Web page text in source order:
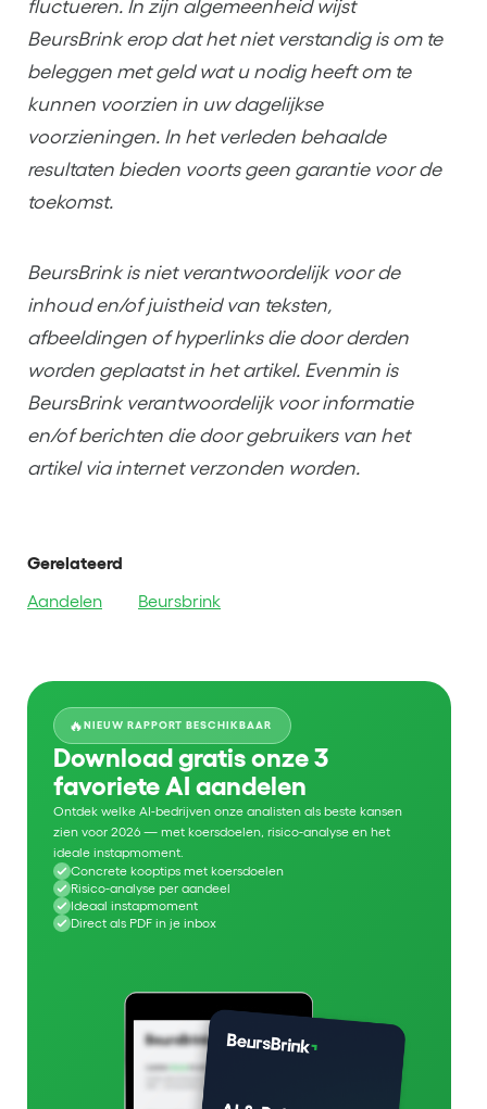
fluctueren. In zijn algemeenheid wijst
BeursBrink erop dat het niet verstandig is om te
beleggen met geld wat u nodig heeft om te
kunnen voorzien in uw dagelijkse
voorzieningen. In het verleden behaalde
resultaten bieden voorts geen garantie voor de
toekomst.
BeursBrink is niet verantwoordelijk voor de
inhoud en/of juistheid van teksten,
afbeeldingen of hyperlinks die door derden
worden geplaatst in het artikel. Evenmin is
BeursBrink verantwoordelijk voor informatie
en/of berichten die door gebruikers van het
artikel via internet verzonden worden.
Gerelateerd
Aandelen
Beursbrink
🔥NIEUW RAPPORT BESCHIKBAAR
Download gratis onze 3
favoriete AI aandelen
Ontdek welke AI-bedrijven onze analisten als beste kansen
zien voor 2026 — met koersdoelen, risico-analyse en het
ideale instapmoment.
Concrete kooptips met koersdoelen
Risico-analyse per aandeel
Ideaal instapmoment
Direct als PDF in je inbox